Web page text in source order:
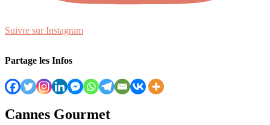
Suivre sur Instagram
Partage les Infos
Cannes Gourmet